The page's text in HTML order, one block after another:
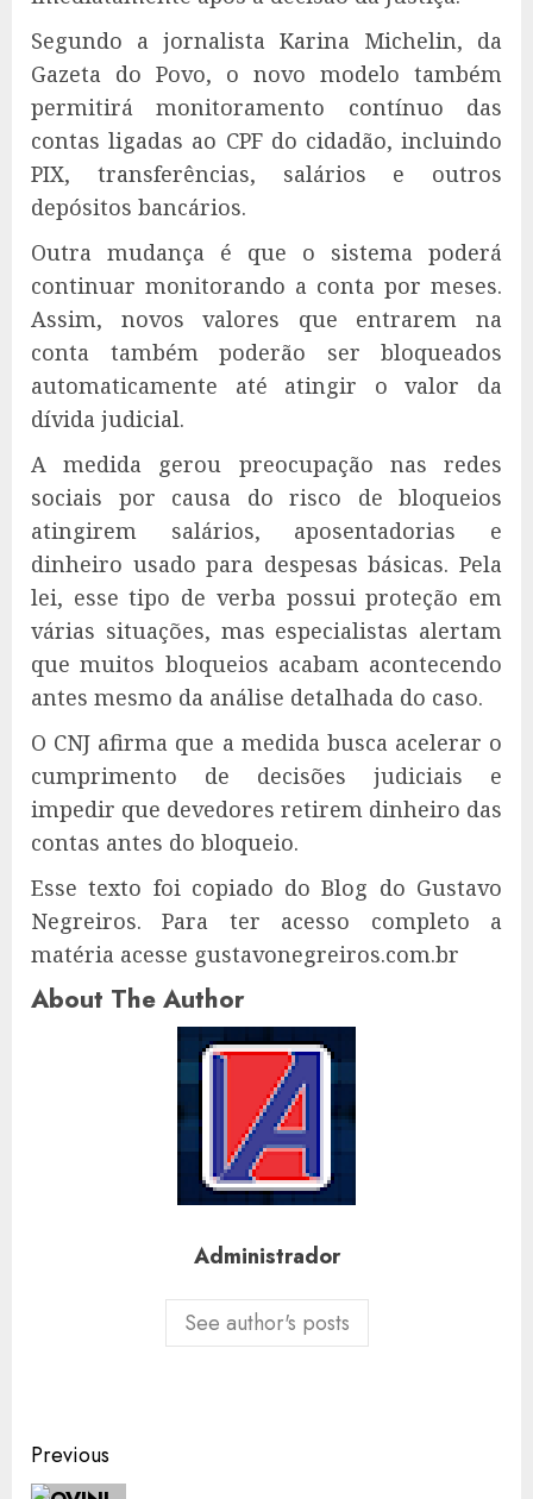
Segundo a jornalista Karina Michelin, da
Gazeta do Povo, o novo modelo também
permitirá monitoramento contínuo das
contas ligadas ao CPF do cidadão, incluindo
PIX, transferências, salários e outros
depósitos bancários.
Outra mudança é que o sistema poderá
continuar monitorando a conta por meses.
Assim, novos valores que entrarem na
conta também poderão ser bloqueados
automaticamente até atingir o valor da
dívida judicial.
A medida gerou preocupação nas redes
sociais por causa do risco de bloqueios
atingirem salários, aposentadorias e
dinheiro usado para despesas básicas. Pela
lei, esse tipo de verba possui proteção em
várias situações, mas especialistas alertam
que muitos bloqueios acabam acontecendo
antes mesmo da análise detalhada do caso.
O CNJ afirma que a medida busca acelerar o
cumprimento de decisões judiciais e
impedir que devedores retirem dinheiro das
contas antes do bloqueio.
Esse texto foi copiado do Blog do Gustavo
Negreiros. Para ter acesso completo a
matéria acesse gustavonegreiros.com.br
About The Author
Administrador
See author's posts
Post
Previous